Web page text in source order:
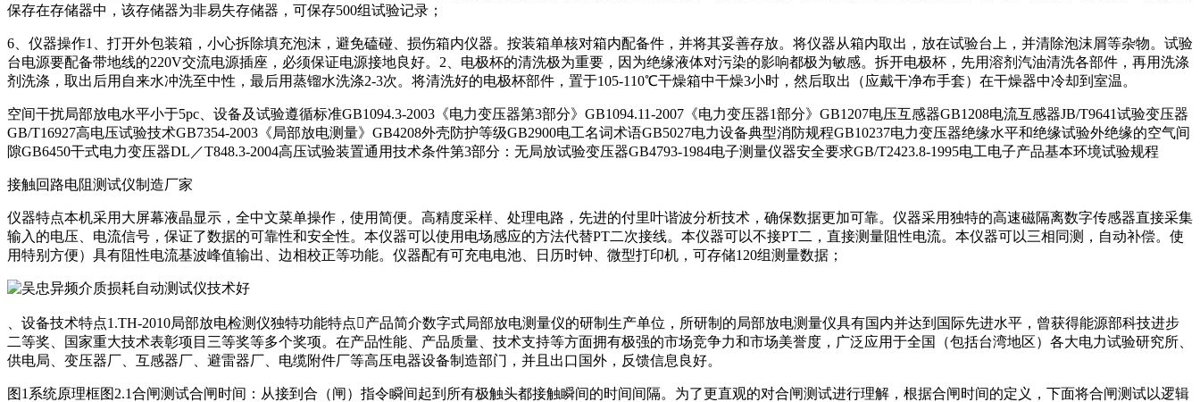
保存在存储器中，该存储器为非易失存储器，可保存500组试验记录；
6、仪器操作1、打开外包装箱，小心拆除填充泡沫，避免磕碰、损伤箱内仪器。按装箱单核对箱内配备件，并将其妥善存放。将仪器从箱内取出，放在试验台上，并清除泡沫屑等杂物。试验
台电源要配备带地线的220V交流电源插座，必须保证电源接地良好。2、电极杯的清洗极为重要，因为绝缘液体对污染的影响都极为敏感。拆开电极杯，先用溶剂汽油清洗各部件，再用洗涤
剂洗涤，取出后用自来水冲洗至中性，最后用蒸镏水洗涤2-3次。将清洗好的电极杯部件，置于105-110℃干燥箱中干燥3小时，然后取出（应戴干净布手套）在干燥器中冷却到室温。
空间干扰局部放电水平小于5pc、设备及试验遵循标准GB1094.3-2003《电力变压器第3部分》GB1094.11-2007《电力变压器1部分》GB1207电压互感器GB1208电流互感器JB/T9641试验变压器
GB/T16927高电压试验技术GB7354-2003《局部放电测量》GB4208外壳防护等级GB2900电工名词术语GB5027电力设备典型消防规程GB10237电力变压器绝缘水平和绝缘试验外绝缘的空气间
隙GB6450干式电力变压器DL／T848.3-2004高压试验装置通用技术条件第3部分：无局放试验变压器GB4793-1984电子测量仪器安全要求GB/T2423.8-1995电工电子产品基本环境试验规程
接触回路电阻测试仪制造厂家
仪器特点本机采用大屏幕液晶显示，全中文菜单操作，使用简便。高精度采样、处理电路，先进的付里叶谐波分析技术，确保数据更加可靠。仪器采用独特的高速磁隔离数字传感器直接采集
输入的电压、电流信号，保证了数据的可靠性和安全性。本仪器可以使用电场感应的方法代替PT二次接线。本仪器可以不接PT二，直接测量阻性电流。本仪器可以三相同测，自动补偿。使
用特别方便）具有阻性电流基波峰值输出、边相校正等功能。仪器配有可充电电池、日历时钟、微型打印机，可存储120组测量数据；
、设备技术特点1.TH-2010局部放电检测仪独特功能特点产品简介数字式局部放电测量仪的研制生产单位，所研制的局部放电测量仪具有国内并达到国际先进水平，曾获得能源部科技进步
二等奖、国家重大技术表彰项目三等奖等多个奖项。在产品性能、产品质量、技术支持等方面拥有极强的市场竞争力和市场美誉度，广泛应用于全国（包括台湾地区）各大电力试验研究所、
供电局、变压器厂、互感器厂、避雷器厂、电缆附件厂等高压电器设备制造部门，并且出口国外，反馈信息良好。
图1系统原理框图2.1合闸测试合闸时间：从接到合（闸）指令瞬间起到所有极触头都接触瞬间的时间间隔。为了更直观的对合闸测试进行理解，根据合闸时间的定义，下面将合闸测试以逻辑